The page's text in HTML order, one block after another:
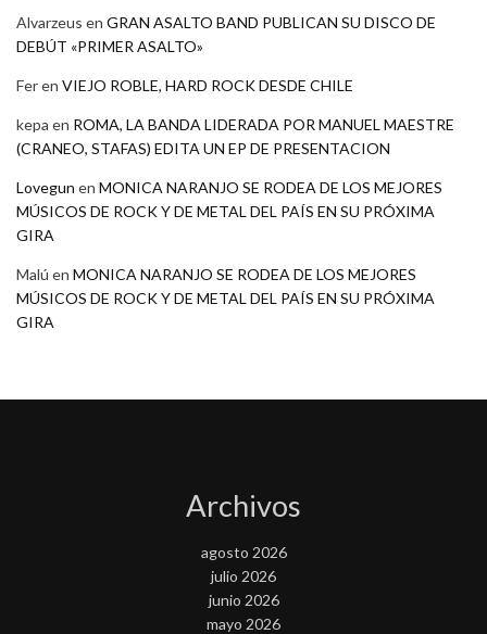
Alvarzeus en GRAN ASALTO BAND PUBLICAN SU DISCO DE
DEBÚT «PRIMER ASALTO»
Feren VIEJO ROBLE, HARD ROCK DESDE CHILE
kepa en ROMA, LA BANDA LIDERADA POR MANUEL MAESTRE
(CRANEO, STAFAS) EDITA UN EP DE PRESENTACION
Lovegun en MONICA NARANJO SE RODEA DE LOS MEJORES
MÚSICOS DE ROCK Y DE METAL DEL PAÍS EN SU PRÓXIMA
GIRA
Malú en MONICA NARANJO SE RODEA DE LOS MEJORES
MÚSICOS DE ROCK Y DE METAL DEL PAÍS EN SU PRÓXIMA
GIRA
Archivos
agosto 2026
julio 2026
junio 2026
mayo 2026